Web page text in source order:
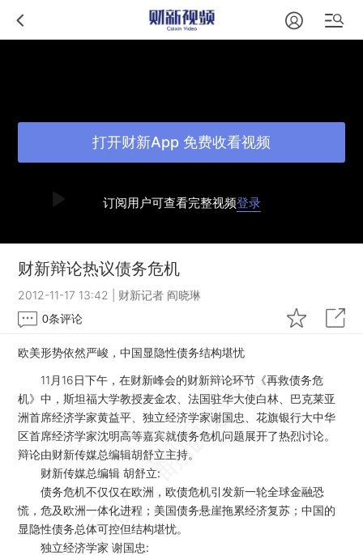
订阅用户可查看完整视频登录
打开财新App 免费收看视频
财新辩论热议债务危机
2012-11-17 13:42 财新记者 阎晓琳
0条评论
欧美形势依然严峻，中国显隐性债务结构堪忧
11月16日下午，在财新峰会的财新辩论环节《再救债务危
机》中，斯坦福大学教授麦金农、法国驻华大使白林、巴克莱亚
洲首席经济学家黄益平、独立经济学家谢国忠、花旗银行大中华
区首席经济学家沈明高等嘉宾就债务危机问题展开了热烈讨论。
辩论由财新传媒总编辑胡舒立主持。
财新传媒总编辑 胡舒立:
债务危机不仅仅在欧洲，欧债危机引发新一轮全球金融恐
慌，危及欧洲一体化进程；美国债务悬崖拖累经济复苏；中国的
显隐性债务总体可控但结构堪忧。
独立经济学家 谢国忠: